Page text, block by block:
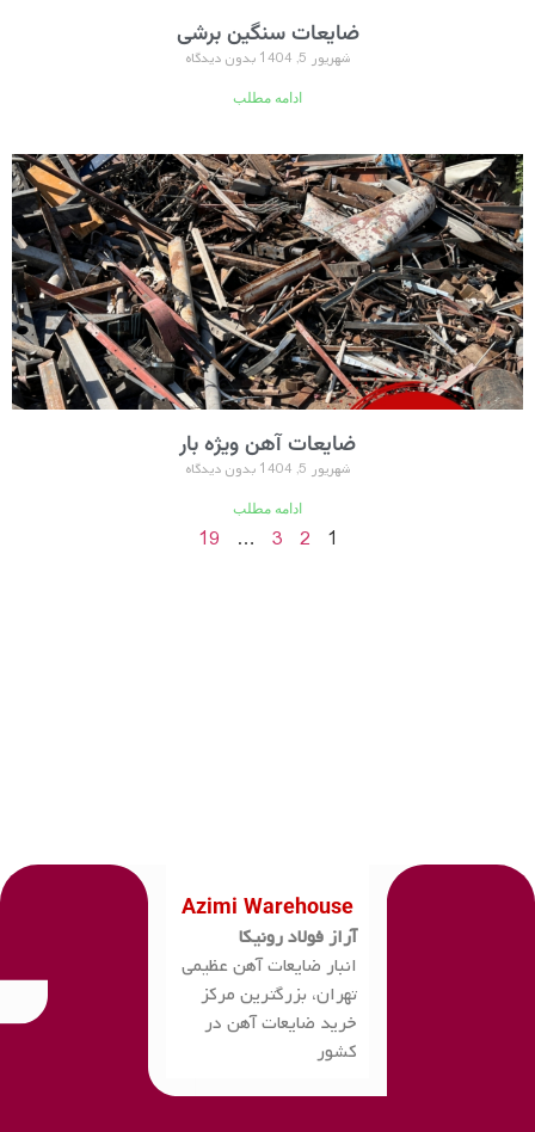
ضایعات سنگین برشی
شهریور 5, 1404 بدون دیدگاه
ادامه مطلب
ضایعات آهن ویژه بار
شهریور 5, 1404 بدون دیدگاه
ادامه مطلب
1
2
3
…
19
Azimi Warehouse
آراز فولاد رونیکا
انبار ضایعات آهن عظیمی
تهران، بزرگترین مرکز
خرید ضایعات آهن در
کشور